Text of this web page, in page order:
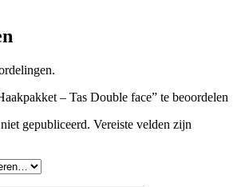
– Tas Double face” te beoordelen
gepubliceerd. Vereiste velden zijn